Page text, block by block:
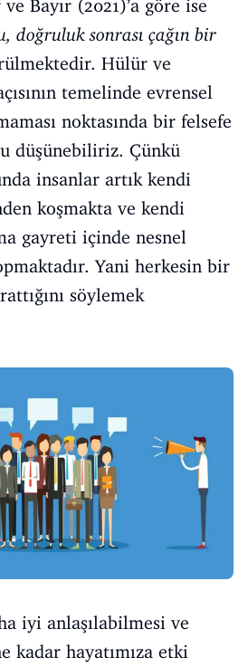
Bayır (2021)’a göre ise
doğruluk sonrası çağın bir
Hülür ve
temelinde evrensel
noktasında bir felsefe
düşünebiliriz. Çünkü
insanlar artık kendi
koşmakta ve kendi
gayreti içinde nesnel
Yani herkesin bir
söylemek
iyi anlaşılabilmesi ve
kadar hayatımıza etki